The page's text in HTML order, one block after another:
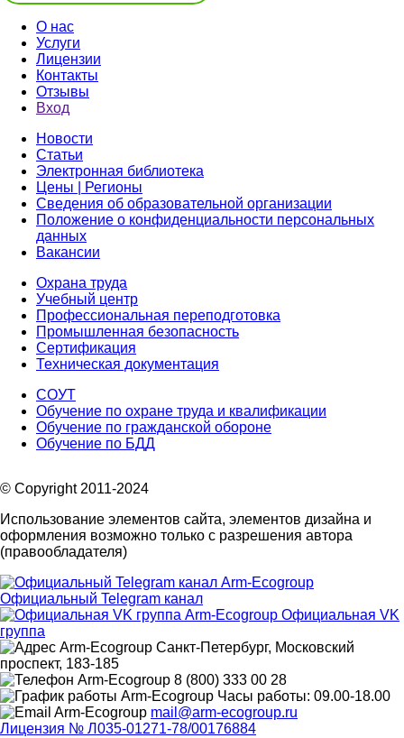
О нас
Услуги
Лицензии
Контакты
Отзывы
Вход
Новости
Статьи
Электронная библиотека
Цены | Регионы
Сведения об образовательной организации
Положение о конфиденциальности персональных
данных
Вакансии
Охрана труда
Учебный центр
Профессиональная переподготовка
Промышленная безопасность
Сертификация
Техническая документация
СОУТ
Обучение по охране труда и квалификации
Обучение по гражданской обороне
Обучение по БДД
© Copyright 2011-2024
Использование элементов сайта, элементов дизайна и
оформления возможно только с разрешения автора
(правообладателя)
Официальный Telegram канал
Официальная VK
группа
Санкт-Петербург, Московский
проспект, 183-185
8 (800) 333 00 28
Часы работы: 09.00-18.00
mail@arm-ecogroup.ru
Лицензия № Л035-01271-78/00176884